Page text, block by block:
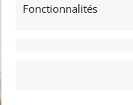
Fonctionnalités